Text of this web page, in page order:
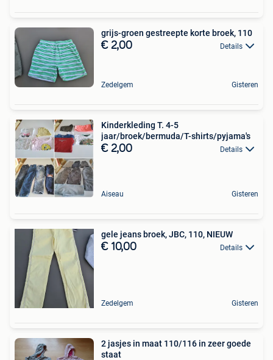
grijs-groen gestreepte korte broek, 110
€ 2,00 Details
Zedelgem Gisteren
Kinderkleding T. 4-5
jaar/broek/bermuda/T-shirts/pyjama's
€ 2,00 Details
Aiseau Gisteren
gele jeans broek, JBC, 110, NIEUW
€ 10,00 Details
Zedelgem Gisteren
2 jasjes in maat 110/116 in zeer goede
staat